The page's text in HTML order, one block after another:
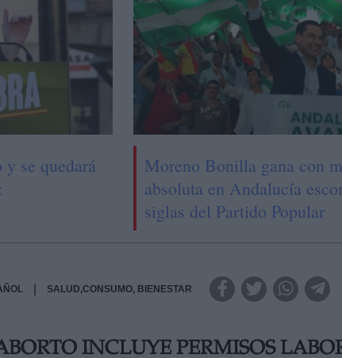
se quedará
Moreno Bonilla gana con
absoluta en Andalucía
siglas del Partido Popular
SALUD,CONSUMO, BIENESTAR
INCLUYE PERMISOS